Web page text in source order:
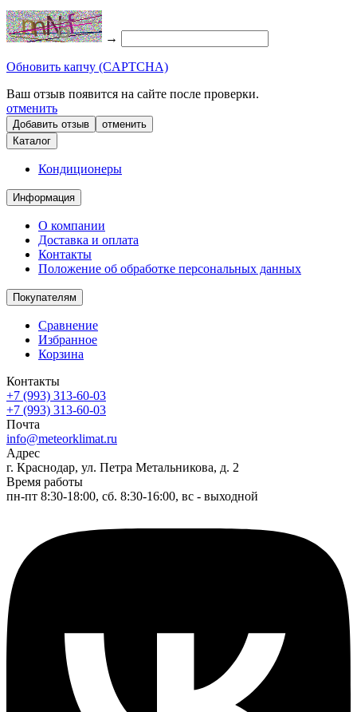
→
Обновить капчу (CAPTCHA)
Ваш отзыв появится на сайте после проверки.
отменить
отменить
Каталог
Кондиционеры
Информация
О компании
Доставка и оплата
Контакты
Положение об обработке персональных данных
Покупателям
Сравнение
Избранное
Корзина
Контакты
+7 (993) 313-60-03
+7 (993) 313-60-03
Почта
info@meteorklimat.ru
Адрес
г. Краснодар, ул. Петра Метальникова, д. 2
Время работы
пн-пт 8:30-18:00, сб. 8:30-16:00, вс - выходной